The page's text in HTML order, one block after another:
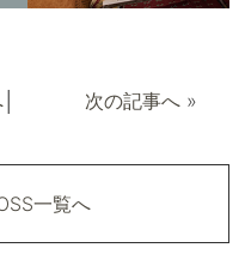
│ 次の記事へ»
一覧へ